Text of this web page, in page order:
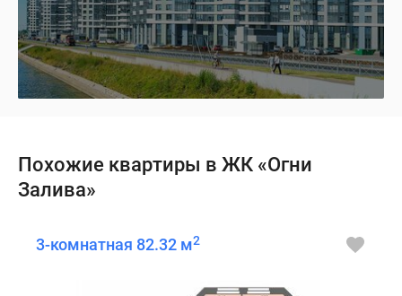
Похожие квартиры в ЖК «Огни
Залива»
3-комнатная 82.32 м2